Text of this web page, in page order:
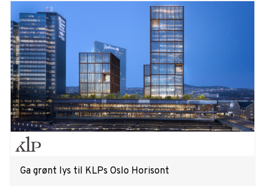
Ga grønt lys til KLPs Oslo Horisont